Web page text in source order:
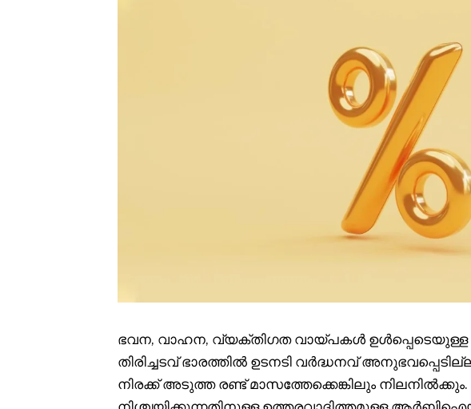
ഭവന, വാഹന, വ്യക്തിഗത വായ്പകൾ ഉൾപ്പെടെയുള്ള
തിരിച്ചടവ് ഭാരത്തിൽ ഉടനടി വർദ്ധനവ്
നിരക്ക് അടുത്ത രണ്ട് മാസത്തേക്കെങ്കിലും നിലനിൽക്കും.